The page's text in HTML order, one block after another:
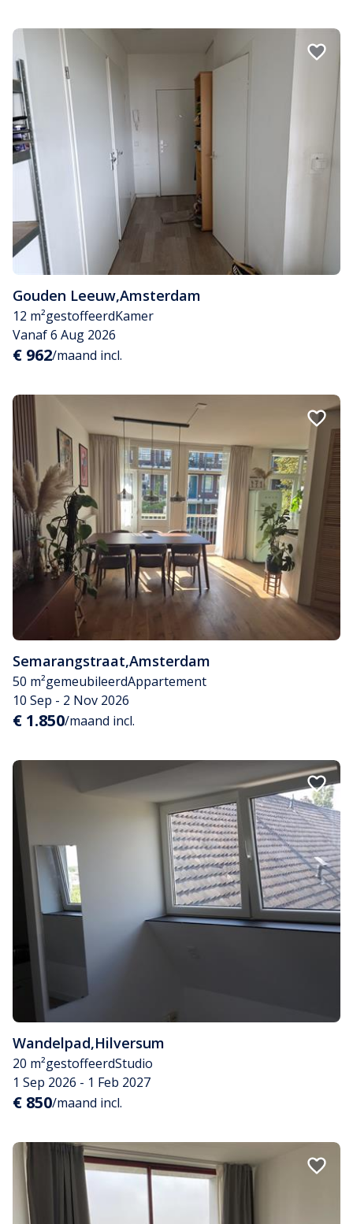
Gouden Leeuw,Amsterdam
12 m²gestoffeerdKamer
Vanaf 6 Aug 2026
€ 962/maand incl.
Semarangstraat,Amsterdam
50 m²gemeubileerdAppartement
10 Sep - 2 Nov 2026
€ 1.850/maand incl.
Wandelpad,Hilversum
20 m²gestoffeerdStudio
1 Sep 2026 - 1 Feb 2027
€ 850/maand incl.